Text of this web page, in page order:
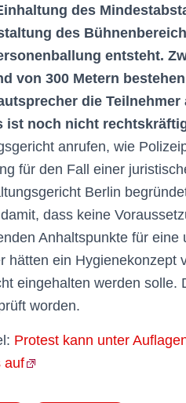
des
des
entsteht.
von 300 Metern
die
ist noch nicht
anrufen, wie
für den Fall einer
Berlin
dass keine
Anhaltspunkte für
hätten ein
eingehalten werden solle.
worden.
Protest kann unter
auf